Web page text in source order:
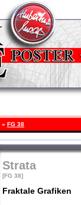
» FG 38
Strata
[FG 38]
Fraktale Grafiken